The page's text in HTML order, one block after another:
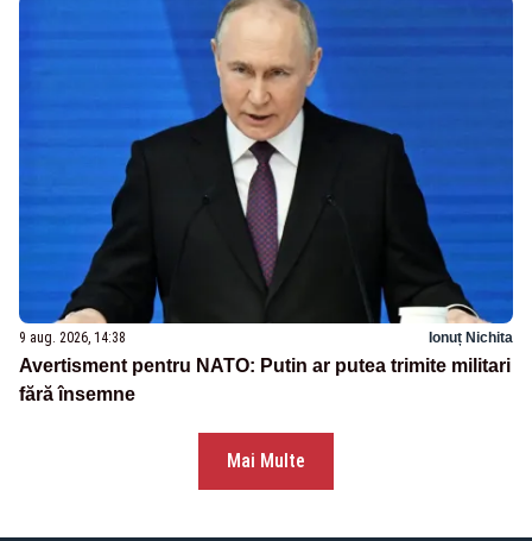
9 aug. 2026, 14:38 Ionuț Nichita
Avertisment pentru NATO: Putin ar putea trimite militari
fără însemne
Mai Multe